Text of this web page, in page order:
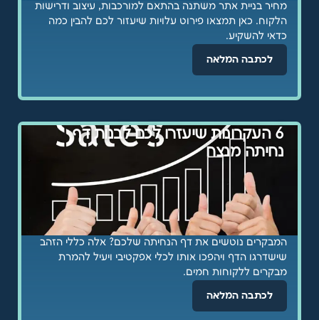
מחיר בניית אתר משתנה בהתאם למורכבות, עיצוב ודרישות
הלקוח. כאן תמצאו פירוט עלויות שיעזור לכם להבין כמה
כדאי להשקיע.
לכתבה המלאה
6 העקרונות שיעזרו לכם לבנות דף
נחיתה מנצח
המבקרים נוטשים את דף הנחיתה שלכם? אלה כללי הזהב
שישדרגו הדף ויהפכו אותו לכלי אפקטיבי ויעיל להמרת
מבקרים ללקוחות חמים.
לכתבה המלאה